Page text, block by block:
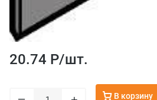
20.74 Р/шт.
В корзину